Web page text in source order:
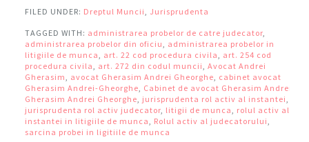
FILED UNDER: Dreptul Muncii, Jurisprudenta
TAGGED WITH: administrarea probelor de catre judecator,
administrarea probelor din oficiu, administrarea probelor in
litigiile de munca, art. 22 cod procedura civila, art. 254 cod
procedura civila, art. 272 din codul muncii, Avocat Andrei
Gherasim, avocat Gherasim Andrei Gheorghe, cabinet avocat
Gherasim Andrei-Gheorghe, Cabinet de avocat Gherasim Andrei
Gherasim Andrei Gheorghe, jurisprudenta rol activ al instantei,
jurisprudenta rol activ judecator, litigii de munca, rolul activ al
instantei in litigiile de munca, Rolul activ al judecatorului,
sarcina probei in ligitiile de munca